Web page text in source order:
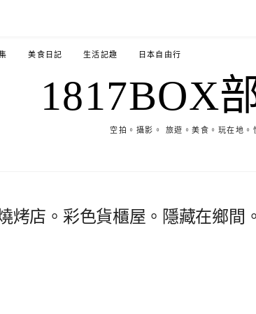
美食日記 生活記趣 日本自由行
1817BOX
空拍。攝影。 旅遊。美食。玩在地。
烤店。彩色貨櫃屋。隱藏在鄉間